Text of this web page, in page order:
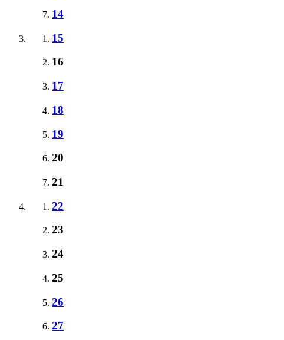
14
15
16
17
18
19
20
21
22
23
24
25
26
27